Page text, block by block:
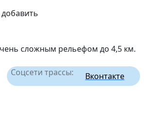
добавить
сложным рельефом до 4,5 км.
Соцсети трассы: Вконтакте